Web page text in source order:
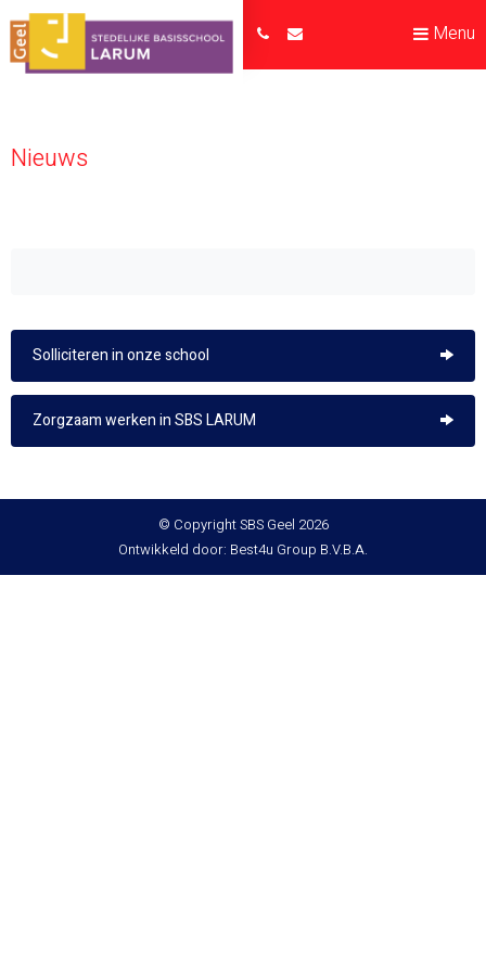
Menu
Nieuws
Solliciteren in onze school
Zorgzaam werken in SBS LARUM
© Copyright SBS Geel 2026
Ontwikkeld door: Best4u Group B.V.B.A.